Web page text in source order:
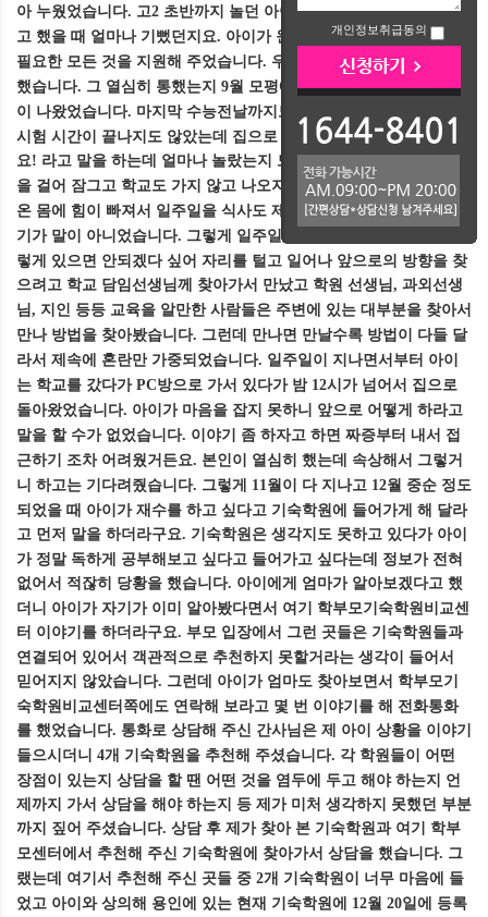
개인정보취급동의
아 누웠었습니다. 고2 초반까지 놀던 아이가 갑자기 공부를 하겠다
고 했을 때 얼마나 기뻤던지요. 아이가 원하는 과외와 수학학원 등
필요한 모든 것을 지원해 주었습니다. 우리 아이도 정말 열심히 공부
했습니다. 그 열심히 통했는지 9월 모평에서는 전체3등급까지 성적
이 나왔었습니다. 마지막 수능전날까지도 열심히 공부했던 아이가
시험 시간이 끝나지도 않았는데 집으로 되돌아 와서 중간에 나왔어
요! 라고 말을 하는데 얼마나 놀랐는지 모르겠습니다 아이는 방문
을 걸어 잠그고 학교도 가지 않고 나오지 않았었어요.저도 충격으로
온 몸에 힘이 빠져서 일주일을 식사도 제대로 못했었네요 .집안 분위
기가 말이 아니었습니다. 그렇게 일주일을 보내다 엄마인 나까지 이
렇게 있으면 안되겠다 싶어 자리를 털고 일어나 앞으로의 방향을 찾
으려고 학교 담임선생님께 찾아가서 만났고 학원 선생님, 과외선생
님, 지인 등등 교육을 알만한 사람들은 주변에 있는 대부분을 찾아서
만나 방법을 찾아봤습니다. 그런데 만나면 만날수록 방법이 다들 달
라서 제속에 혼란만 가중되었습니다. 일주일이 지나면서부터 아이
는 학교를 갔다가 PC방으로 가서 있다가 밤 12시가 넘어서 집으로
돌아왔었습니다. 아이가 마음을 잡지 못하니 앞으로 어떻게 하라고
말을 할 수가 없었습니다. 이야기 좀 하자고 하면 짜증부터 내서 접
근하기 조차 어려웠거든요. 본인이 열심히 했는데 속상해서 그렇거
니 하고는 기다려줬습니다. 그렇게 11 월이 다 지나고 12월 중순 정도
되었을 때 아이가 재수를 하고 싶다고 기숙학원에 들어가게 해 달라
고 먼저 말을 하더라구요. 기숙학원은 생각지도 못하고 있다가 아이
가 정말 독하게 공부해보고 싶다고 들어가고 싶다는데 정보가 전혀
없어서 적잖히 당황을 했습니다. 아이에게 엄마가 알아보겠다고 했
더니 아이가 자기가 이미 알아봤다면서 여기 학부모기숙학원비교센
터 이야기를 하더라구요. 부모 입장에서 그런 곳들은 기숙학원들과
연결되어 있어서 객관적으로 추천하지 못할거라는 생각이 들어서
믿어지지 않았습니다. 그런데 아이가 엄마도 찾아보면서 학부모기
숙학원비교센터쪽에도 연락해 보라고 몇 번 이야기를 해 전화통화
를 했었습니다. 통화로 상담해 주신 간사님은 제 아이 상황을 이야기
들으시더니 4개 기숙학원을 추천해 주셨습니다. 각 학원들이 어떤
장점이 있는지 상담을 할 땐 어떤 것을 염두에 두고 해야 하는지 언
제까지 가서 상담을 해야 하는지 등 제가 미처 생각하지 못했던 부분
까지 짚어 주셨습니다. 상담 후 제가 찾아 본 기숙학원과 여기 학부
모센터에서 추천해 주신 기숙학원에 찾아가서 상담을 했습니다. 그
랬는데 여기서 추천해 주신 곳들 중 2개 기숙학원이 너무 마음에 들
었고 아이와 상의해 용인에 있는 현재 기숙학원에 12월 20일에 등록